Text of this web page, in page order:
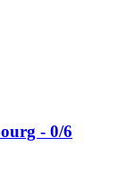
- 0/6